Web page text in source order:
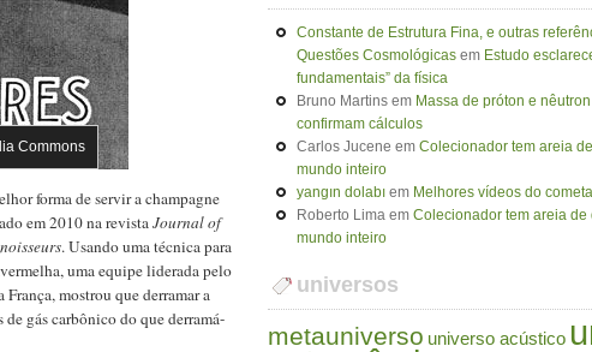
Commons
forma de servir a champagne
em 2010 na revistaJournal of
. Usando uma técnica para
uma equipe liderada pelo
mostrou que derramar a
gás carbônico do que derramá-
Constante de Estrutura Fina, e outras
Questões Cosmológicas em Estudo
fundamentais” da física
Bruno Martins em Massa de próton e
confirmam cálculos
Carlos Jucene em Colecionador tem areia
mundo inteiro
yangın dolabı em Melhores vídeos do
Roberto Lima em Colecionador tem areia
mundo inteiro
universos
metauniverso universo acústico